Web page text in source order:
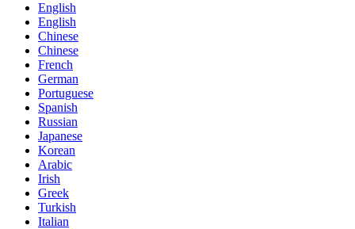
English
English
Chinese
Chinese
French
German
Portuguese
Spanish
Russian
Japanese
Korean
Arabic
Irish
Greek
Turkish
Italian